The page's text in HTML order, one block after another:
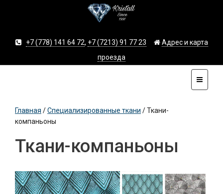
+7 (778) 141 64 72, +7 (7213) 91 77 23
Адрес и карта
проезда
Главная /Специализированные ткани /Ткани-
компаньоны
Ткани-компаньоны